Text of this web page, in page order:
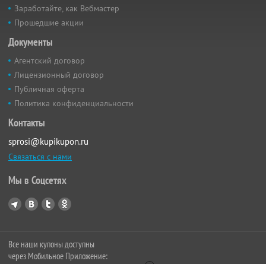
Заработайте, как Вебмастер
Прошедшие акции
Документы
Агентский договор
Лицензионный договор
Публичная оферта
Политика конфиденциальности
Контакты
sprosi@kupikupon.ru
Связаться с нами
Мы в Соцсетях
Все наши купоны доступны
через Мобильное Приложение: